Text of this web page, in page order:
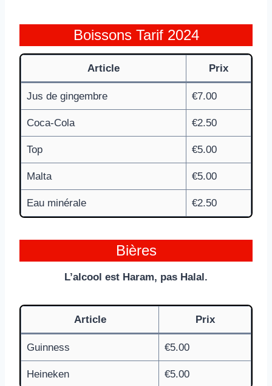
Boissons Tarif 2024
Article Prix
Jus de gingembre €7.00
Coca-Cola €2.50
Top €5.00
Malta €5.00
Eau minérale €2.50
Bières
L’alcool est Haram, pas Halal.
Article Prix
Guinness €5.00
Heineken €5.00